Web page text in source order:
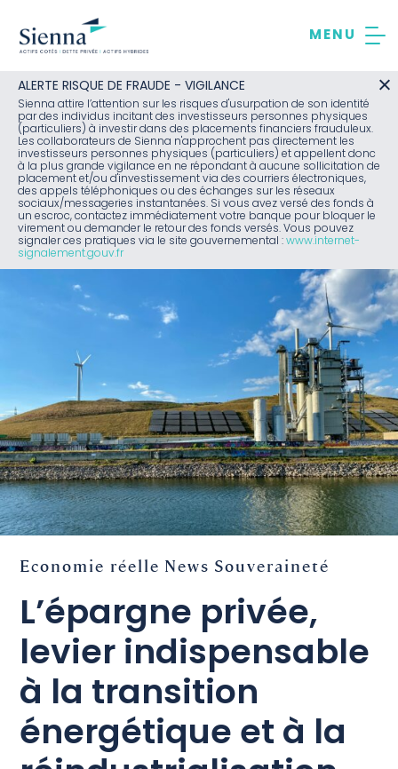
contenu
ALERTE RISQUE DE FRAUDE - VIGILANCE
Sienna attire l’attention sur les risques d'usurpation de son identité
par des individus incitant des investisseurs personnes physiques
(particuliers) à investir dans des placements financiers frauduleux.
Les collaborateurs de Sienna n'approchent pas directement les
investisseurs personnes physiques (particuliers) et appellent donc
à la plus grande vigilance en ne répondant à aucune sollicitation de
placement et/ou d'investissement via des courriers électroniques,
des appels téléphoniques ou des échanges sur les réseaux
sociaux/messageries instantanées. Si vous avez versé des fonds à
un escroc, contactez immédiatement votre banque pour bloquer le
virement ou demander le retour des fonds versés. Vous pouvez
signaler ces pratiques via le site gouvernemental : www.internet-
signalement.gouv.fr
Economie réelle News Souveraineté
L’épargne privée,
levier indispensable
à la transition
énergétique et à la